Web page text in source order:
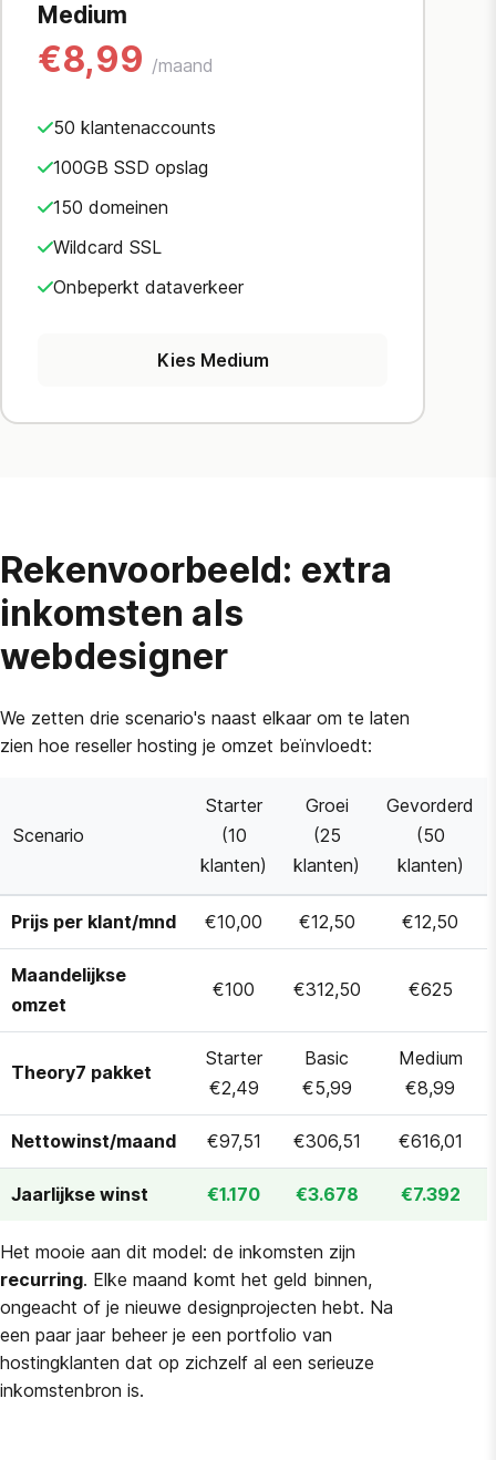
Medium
€8,99 /maand
50 klantenaccounts
100GB SSD opslag
150 domeinen
Wildcard SSL
Onbeperkt dataverkeer
Kies Medium
Rekenvoorbeeld: extra
inkomsten als
webdesigner
We zetten drie scenario's naast elkaar om te laten
zien hoe reseller hosting je omzet beïnvloedt:
Scenario
Starter
(10
klanten)
Groei
(25
klanten)
Gevorderd
(50
klanten)
Prijs per klant/mnd €10,00 €12,50 €12,50
Maandelijkse
omzet
€100 €312,50 €625
Theory7 pakket
Starter
€2,49
Basic
€5,99
Medium
€8,99
Nettowinst/maand €97,51 €306,51 €616,01
Jaarlijkse winst €1.170 €3.678 €7.392
Het mooie aan dit model: de inkomsten zijn
recurring. Elke maand komt het geld binnen,
ongeacht of je nieuwe designprojecten hebt. Na
een paar jaar beheer je een portfolio van
hostingklanten dat op zichzelf al een serieuze
inkomstenbron is.